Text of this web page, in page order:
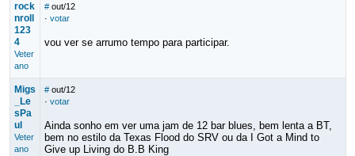
rock
nroll
123
4
Veter
ano
# out/12
· votar
vou ver se arrumo tempo para participar.
Migs
_Le
sPa
ul
Veter
ano
# out/12
· votar
Ainda sonho em ver uma jam de 12 bar blues, bem lenta a BT,
bem no estilo da Texas Flood do SRV ou da I Got a Mind to
Give up Living do B.B King